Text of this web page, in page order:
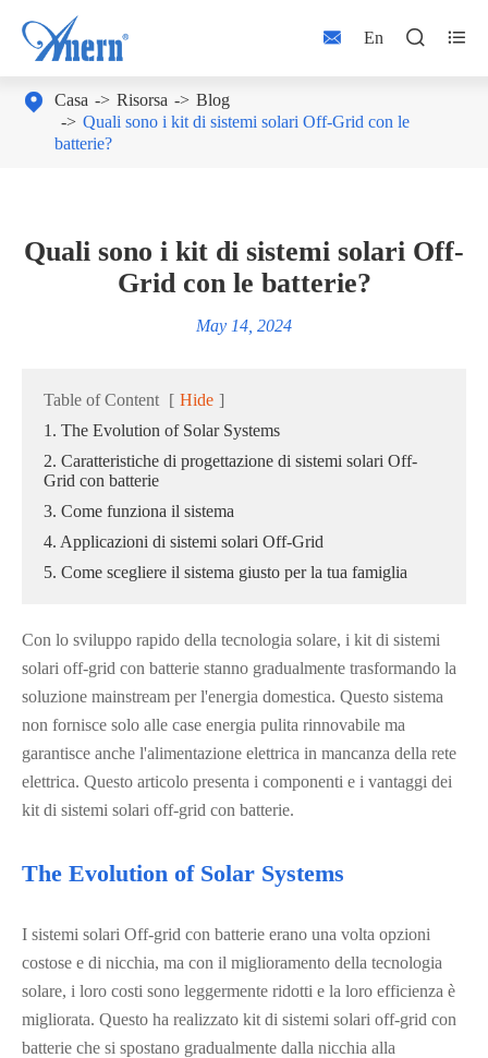
 En  
 Casa Risorsa
Blog
Quali sono i kit di sistemi solari Off-Grid con le
batterie?
Quali sono i kit di sistemi solari Off-
Grid con le batterie?
May 14, 2024
Table of Content [ Hide ]
1. The Evolution of Solar Systems
2. Caratteristiche di progettazione di sistemi solari Off-
Grid con batterie
3. Come funziona il sistema
4. Applicazioni di sistemi solari Off-Grid
5. Come scegliere il sistema giusto per la tua famiglia
Con lo sviluppo rapido della tecnologia solare, i kit di sistemi
solari off-grid con batterie stanno gradualmente trasformando la
soluzione mainstream per l'energia domestica. Questo sistema
non fornisce solo alle case energia pulita rinnovabile ma
garantisce anche l'alimentazione elettrica in mancanza della rete
elettrica. Questo articolo presenta i componenti e i vantaggi dei
kit di sistemi solari off-grid con batterie.
The Evolution of Solar Systems
I sistemi solari Off-grid con batterie erano una volta opzioni
costose e di nicchia, ma con il miglioramento della tecnologia
solare, i loro costi sono leggermente ridotti e la loro efficienza è
migliorata. Questo ha realizzato kit di sistemi solari off-grid con
batterie che si spostano gradualmente dalla nicchia alla